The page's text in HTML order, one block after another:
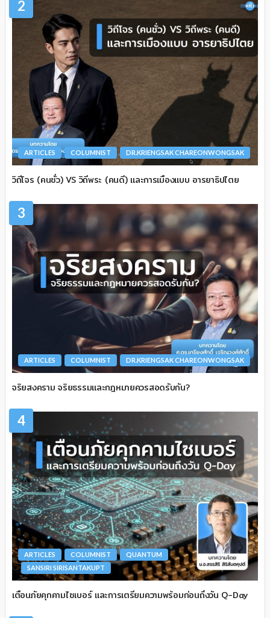
2
ARTICLES COLUMNIST DR.KRIENGSAK CHAREONWONGSAK
วิถีโจร (คนชั่ว) VS วิถีพระ (คนดี) และการเมืองแบบ อารยาธิปไตย
3
ARTICLES COLUMNIST DR.KRIENGSAK CHAREONWONGSAK
จริยสงคราม จริยธรรมและกฎหมายควรสอดรับกัน?
4
ARTICLES COLUMNIST
QUANTUM
SANSIRI SIRISANTAKUPT
เตือนภัยคุกคามไซเบอร์ และการเตรียมความพร้อมก่อนถึงวัน Q-Day